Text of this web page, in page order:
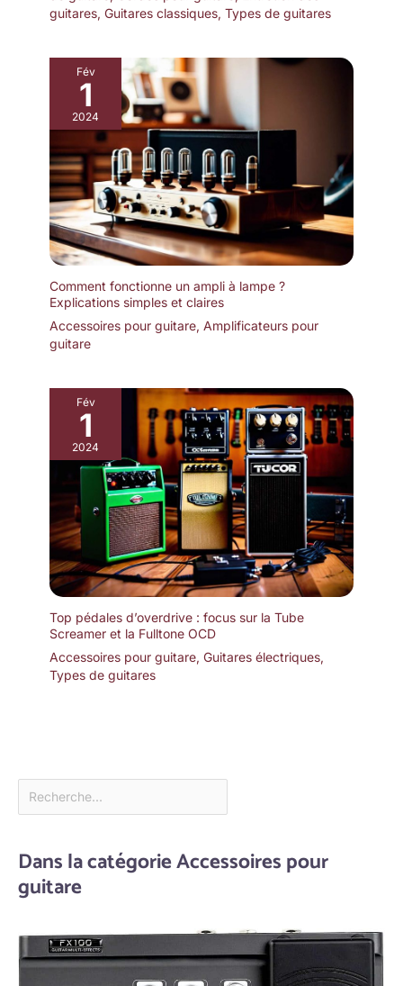
guitares, Guitares classiques, Types de guitares
Fév
1
2024
Comment fonctionne un ampli à lampe ?
Explications simples et claires
Accessoires pour guitare, Amplificateurs pour
guitare
Fév
1
2024
Top pédales d’overdrive : focus sur la Tube
Screamer et la Fulltone OCD
Accessoires pour guitare, Guitares électriques,
Types de guitares
Dans la catégorie Accessoires pour
guitare